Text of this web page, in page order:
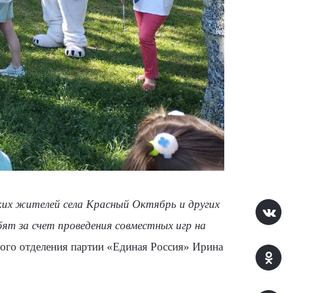
жителей села Красный Октябрь и других
за счет проведения совместных игр на
отделения партии «Единая Россия» Ирина